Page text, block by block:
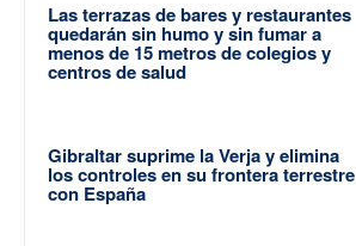
Las terrazas de bares y restaurantes
quedarán sin humo y sin fumar a
menos de 15 metros de colegios y
centros de salud
Gibraltar suprime la Verja y elimina
los controles en su frontera terrestre
con España